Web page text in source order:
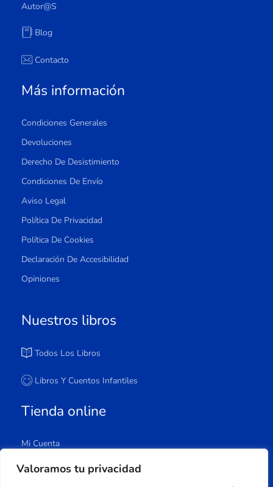
Valoramos tu privacidad
Autor@s
Blog
Contacto
Más información
Condiciones Generales
Devoluciones
Derecho De Desistimiento
Condiciones De Envío
Aviso Legal
Política De Privacidad
Política De Cookies
Declaración De Accesibilidad
Opiniones
Nuestros libros
Todos Los Libros
Libros Y Cuentos Infantiles
Tienda online
Mi Cuenta
Carrito